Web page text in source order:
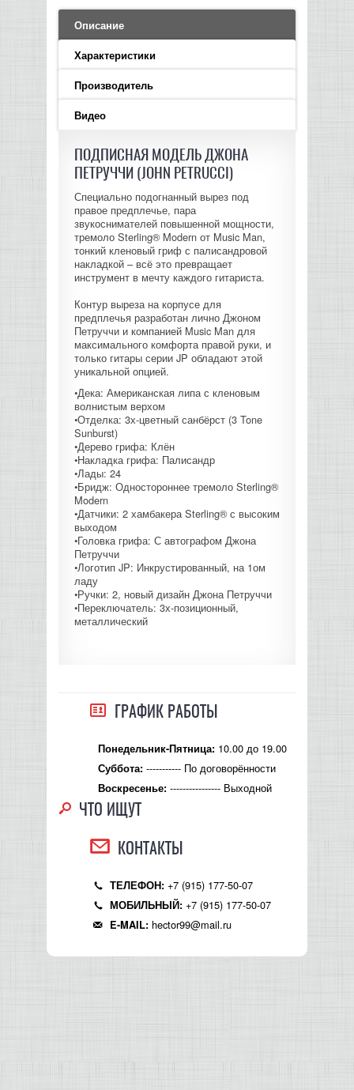
УСИЛИТЕЛИ
МИКШЕРЫ ЦИФРОВЫЕ
ЛИНЕЙНЫЕ МАССИВЫ
СЦЕНИЧЕСКИЕ МОНИТОРЫ
CD|DVD|FLASH|USB ПЛЕЕРЫ,
РЕКОРДЕРЫ
САБВУФЕРЫ АКТИВНЫЕ
КОМПЛЕКТУЮЩИЕ ДЛЯ
АКУСТИЧЕСКИХ СИСТЕМ
КОНТРОЛЛЕРЫ АС И КРОССОВЕРЫ
НАУШНИКИ
LED PAR
БАСОВЫЕ УСИЛИТЕЛИ И КАБИНЕТЫ
ГИТАРНЫЕ ПРИНАДЛЕЖНОСТИ
КЛАВИШНЫЕ КОМБО
СТОЙКИ ДЛЯ КЛАВИШНЫХ
ПРЕАМПЫ И МИКРОФОННЫЕ
ПРОЦЕССОРЫ
ФЛЕЙТЫ
ПРОИГРЫВАТЕЛИ ВИНИЛА
ВИДЕО РЕКОРДЕРЫ
ВИДЕО КОНВЕРТЕРЫ
АКУСТИЧЕСКИЕ
ГРОМКОГОВОРИТЕЛИ
АНОНСЫ НОВИНОК
ИНФОРМАЦИЯ
КАК КУПИТЬ
ДОСТАВКА
ОПЛАТА
КОНТАКТЫ
Описание
Характеристики
Производитель
Видео
ПОДПИСНАЯ МОДЕЛЬ ДЖОНА
ПЕТРУЧЧИ (JOHN PETRUCCI)
Специально подогнанный вырез под
правое предплечье, пара
звукоснимателей повышенной мощности,
тремоло Sterling® Modern от Music Man,
тонкий кленовый гриф с палисандровой
накладкой – всё это превращает
инструмент в мечту каждого гитариста.
Контур выреза на корпусе для
предплечья разработан лично Джоном
Петруччи и компанией Music Man для
максимального комфорта правой руки, и
только гитары серии JP обладают этой
уникальной опцией.
•Дека: Американская липа с кленовым
волнистым верхом
•Отделка: 3х-цветный санбёрст (3 Tone
Sunburst)
•Дерево грифа: Клён
•Накладка грифа: Палисандр
•Лады: 24
•Бридж: Одностороннее тремоло Sterling®
Modern
•Датчики: 2 хамбакера Sterling® с высоким
выходом
•Головка грифа: С автографом Джона
Петруччи
•Логотип JP: Инкрустированный, на 1ом
ладу
•Ручки: 2, новый дизайн Джона Петруччи
•Переключатель: 3х-позиционный,
металлический
ГРАФИК РАБОТЫ
Понедельник-Пятница: 10.00 до 19.00
Суббота: ----------- По договорённости
Воскресенье: ---------------- Выходной
ЧТО ИЩУТ
КОНТАКТЫ
ТЕЛЕФОН: +7 (915) 177-50-07
МОБИЛЬНЫЙ: +7 (915) 177-50-07
E-MAIL: hector99@mail.ru